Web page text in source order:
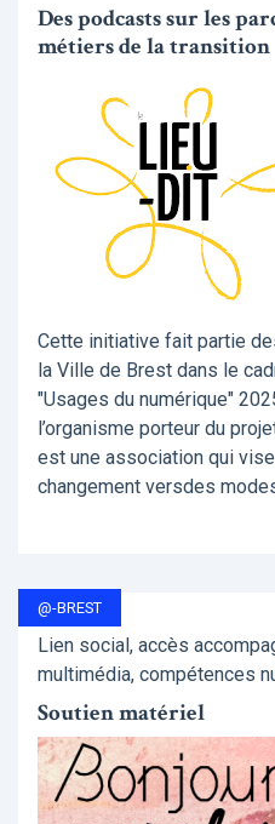
Des podcasts sur les
métiers de la transition
Cette initiative fait partie
la Ville de Brest dans le
"Usages du numérique"
l’organisme porteur du
est une association qui
changement versdes
@-BREST
Lien social, accès
multimédia, compétences
Soutien matériel